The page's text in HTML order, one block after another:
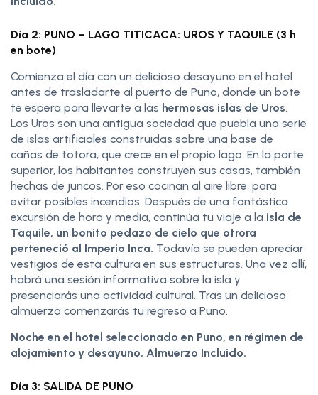
Día 2: PUNO – LAGO TITICACA: UROS Y TAQUILE (3 h
en bote)
Comienza el día con un delicioso desayuno en el hotel
antes de trasladarte al puerto de Puno, donde un bote
te espera para llevarte a las hermosas islas de Uros.
Los Uros son una antigua sociedad que puebla una serie
de islas artificiales construidas sobre una base de
cañas de totora, que crece en el propio lago. En la parte
superior, los habitantes construyen sus casas, también
hechas de juncos. Por eso cocinan al aire libre, para
evitar posibles incendios. Después de una fantástica
excursión de hora y media, continúa tu viaje a la isla de
Taquile, un bonito pedazo de cielo que otrora
perteneció al Imperio Inca. Todavía se pueden apreciar
vestigios de esta cultura en sus estructuras. Una vez allí,
habrá una sesión informativa sobre la isla y
presenciarás una actividad cultural. Tras un delicioso
almuerzo comenzarás tu regreso a Puno.
Noche en el hotel seleccionado en Puno, en régimen de
alojamiento y desayuno. Almuerzo Incluido.
Día 3: SALIDA DE PUNO